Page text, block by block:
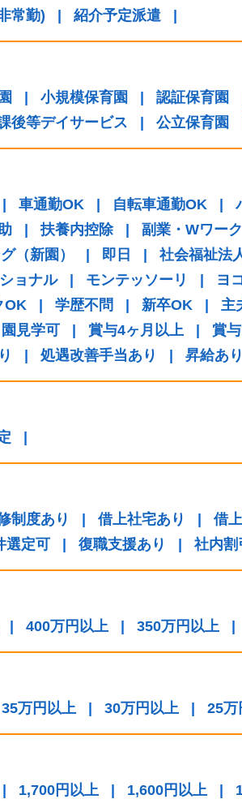
常勤) | 紹介予定派遣 |
| 小規模保育園 | 認証保育園
後等デイサービス | 公立保育園
| 車通勤OK | 自転車通勤OK |
| 扶養内控除 | 副業・Wワーク
（新園） | 即日 | 社会福祉法
ョナル | モンテッソーリ | ヨ
OK | 学歴不問 | 新卒OK | 主
園見学可 | 賞与4ヶ月以上 | 賞
| 処遇改善手当あり | 昇給あり
|
制度あり | 借上社宅あり | 借
選定可 | 復職支援あり | 社内割
| 400万円以上 | 350万円以上 |
35万円以上 | 30万円以上 | 25万
| 1,700円以上 | 1,600円以上 |